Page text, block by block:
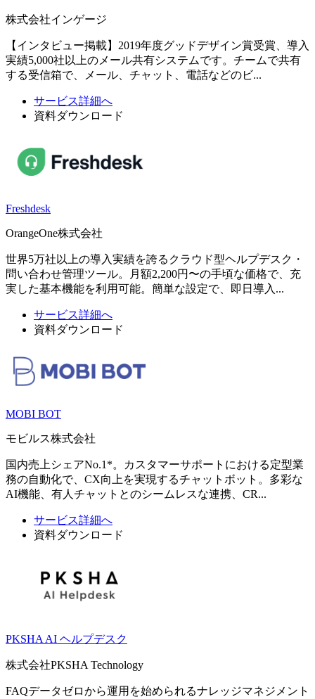
株式会社インゲージ
【インタビュー掲載】2019年度グッドデザイン賞受賞、導入
実績5,000社以上のメール共有システムです。チームで共有
する受信箱で、メール、チャット、電話などのビ...
サービス詳細へ
資料ダウンロード
Freshdesk
OrangeOne株式会社
世界5万社以上の導入実績を誇るクラウド型ヘルプデスク・
問い合わせ管理ツール。月額2,200円〜の手頃な価格で、充
実した基本機能を利用可能。簡単な設定で、即日導入...
サービス詳細へ
資料ダウンロード
MOBI BOT
モビルス株式会社
国内売上シェアNo.1*。カスタマーサポートにおける定型業
務の自動化で、CX向上を実現するチャットボット。多彩な
AI機能、有人チャットとのシームレスな連携、CR...
サービス詳細へ
資料ダウンロード
PKSHA AI ヘルプデスク
株式会社PKSHA Technology
FAQデータゼロから運用を始められるナレッジマネジメント